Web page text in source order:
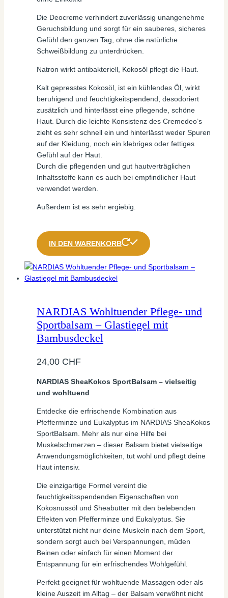
Die Deocreme verhindert zuverlässig unangenehme
Geruchsbildung und sorgt für ein sauberes, sicheres
Gefühl den ganzen Tag, ohne die natürliche
Schweißbildung zu unterdrücken.
Natron wirkt antibakteriell, Kokosöl pflegt die Haut.
Kalt gepresstes Kokosöl, ist ein kühlendes Öl, wirkt
beruhigend und feuchtigkeitspendend, desodoriert
zusätzlich und hinterlässt eine pflegende, schöne
Haut. Durch die leichte Konsistenz des Cremedeo’s
zieht es sehr schnell ein und hinterlässt weder Spuren
auf der Kleidung, noch ein klebriges oder fettiges
Gefühl auf der Haut.
Durch die pflegenden und gut hautverträglichen
Inhaltsstoffe kann es auch bei empfindlicher Haut
verwendet werden.
Außerdem ist es sehr ergiebig.
IN DEN WARENKORB
NARDIAS Wohltuender Pflege- und
Sportbalsam – Glastiegel mit
Bambusdeckel
24,00 CHF
NARDIAS SheaKokos SportBalsam – vielseitig
und wohltuend
Entdecke die erfrischende Kombination aus
Pfefferminze und Eukalyptus im NARDIAS SheaKokos
SportBalsam. Mehr als nur eine Hilfe bei
Muskelschmerzen – dieser Balsam bietet vielseitige
Anwendungsmöglichkeiten, tut wohl und pflegt deine
Haut intensiv.
Die einzigartige Formel vereint die
feuchtigkeitsspendenden Eigenschaften von
Kokosnussöl und Sheabutter mit den belebenden
Effekten von Pfefferminze und Eukalyptus. Sie
unterstützt nicht nur deine Muskeln nach dem Sport,
sondern sorgt auch bei Verspannungen, müden
Beinen oder einfach für einen Moment der
Entspannung für ein erfrischendes Wohlgefühl.
Perfekt geeignet für wohltuende Massagen oder als
kleine Auszeit im Alltag – der Balsam verwöhnt nicht